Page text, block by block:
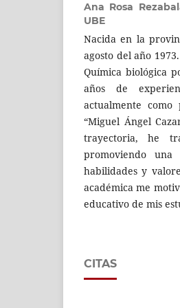
Ana Rosa
UBE
Nacida en la
agosto del año
Química biológica
años de
actualmente
“Miguel Ángel
trayectoria, he
promoviendo
habilidades y
académica me
educativo de mis
CITAS